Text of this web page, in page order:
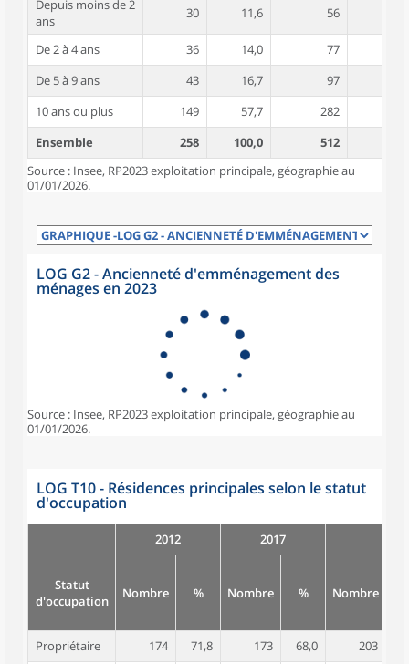
Depuis moins de 2
ans
30 11,6 56
De 2 à 4 ans 36 14,0 77
De 5 à 9 ans
43 16,7 97
10 ans ou plus
149 57,7 282
Ensemble
258 100,0 512
Source : Insee, RP2023 exploitation principale, géographie au
01/01/2026.
LOG G2 - Ancienneté d'emménagement des
ménages en 2023
Source : Insee, RP2023 exploitation principale, géographie au
01/01/2026.
LOG T10 - Résidences principales selon le statut
d'occupation
2012 2017
Statut
d'occupation
Nombre % Nombre % Nombre
Propriétaire 174 71,8 173 68,0 203